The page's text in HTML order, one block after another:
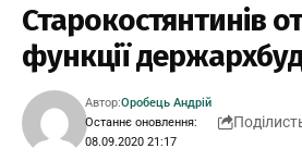
Старокостянтинів
функції
Останнє оновлення:
08.09.2020 21:17
Автор:Оробець Андрій